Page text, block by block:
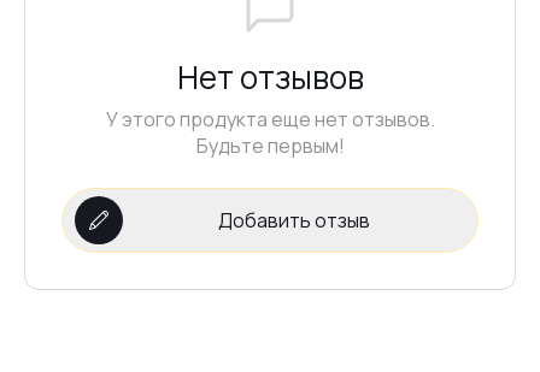
Нет отзывов
У этого продукта еще нет отзывов.
Будьте первым!
Добавить отзыв